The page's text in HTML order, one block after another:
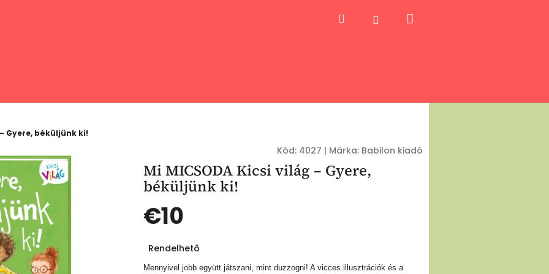
Keresés Bejelentkezés
Gyere, béküljünk ki!
Kód: 4027 | Márka: Babilon kiadó
Mi MICSODA Kicsi világ – Gyere,
béküljünk ki!
€10
Rendelhető
Mennyivel jobb együtt játszani, mint duzzogni! A vicces illusztrációk és a